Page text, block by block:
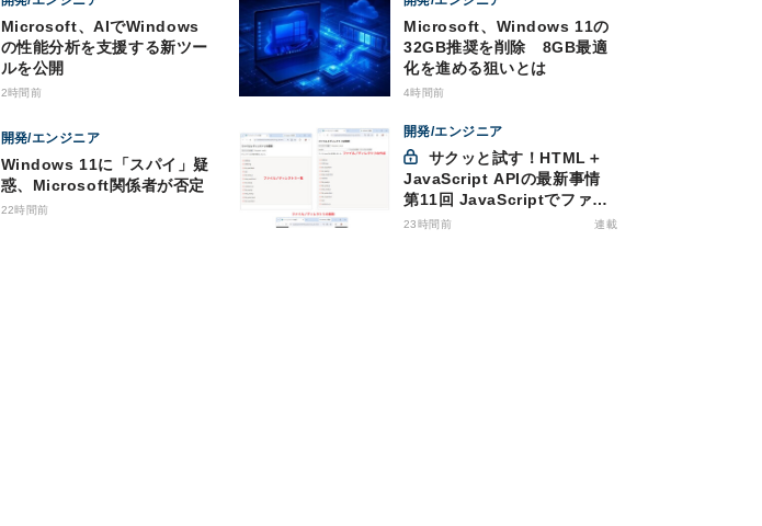
Microsoft、AIでWindows
の性能分析を支援する新ツー
ルを公開
2時間前
Microsoft、Windows 11の
32GB推奨を削除 8GB最適
化を進める狙いとは
4時間前
開発/エンジニア
Windows 11に「スパイ」疑
惑、Microsoft関係者が否定
22時間前
開発/エンジニア
JavaScript APIの最新事情
第11回 JavaScriptでファイ
ル管理！Origin Private File
23時間前 連載